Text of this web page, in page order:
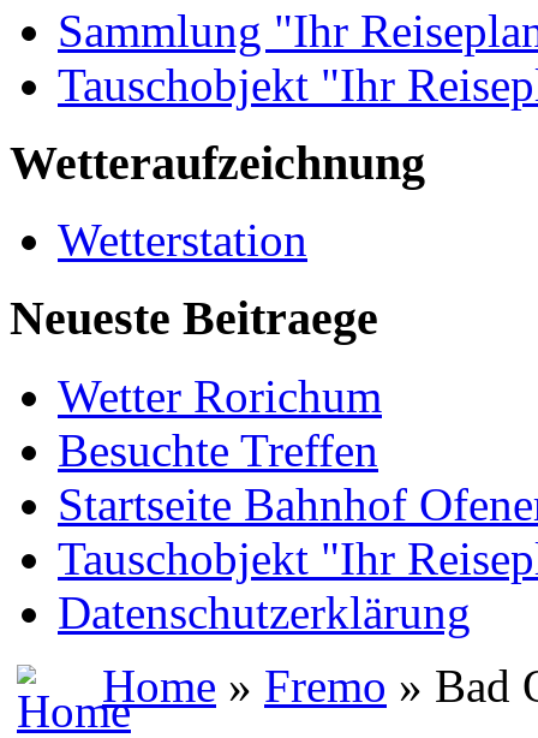
Sammlung "Ihr
Tauschobjekt "Ihr
Wetteraufzeichnung
Wetterstation
Neueste Beitraege
Wetter Rorichum
Besuchte Treffen
Startseite Bahnhof
Tauschobjekt "Ihr
Datenschutzerklärung
Home » Fremo » Bad